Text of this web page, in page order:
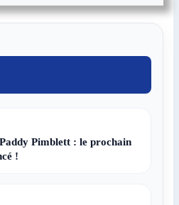
Pimblett : le prochain
!